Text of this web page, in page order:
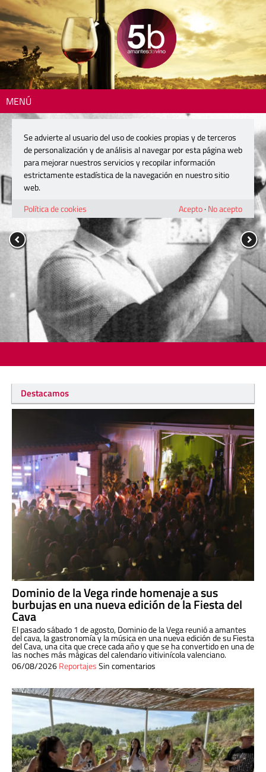
MENÚ
Destacamos
Dominio de la Vega rinde homenaje a sus
burbujas en una nueva edición de la Fiesta del
Cava
El pasado sábado 1 de agosto, Dominio de la Vega reunió a amantes
del cava, la gastronomía y la música en una nueva edición de su Fiesta
del Cava, una cita que crece cada año y que se ha convertido en una de
las noches más mágicas del calendario vitivinícola valenciano.
06/08/2026ReportajesSin comentarios
Se advierte al usuario del uso de cookies propias y de terceros
de personalización y de análisis al navegar por esta página web
para mejorar nuestros servicios y recopilar información
estrictamente estadística de la navegación en nuestro sitio
web.
Política de cookies
Acepto· No acepto